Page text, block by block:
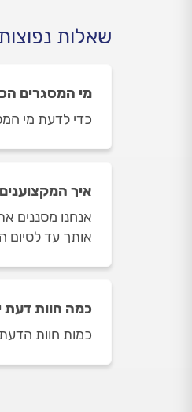
שאלות
מי המסגרים
כדי לדעת מי
איך
אנחנו מסננים
אותך עד לסיום
כמה חוות דעת
כמות חוות הדעת על